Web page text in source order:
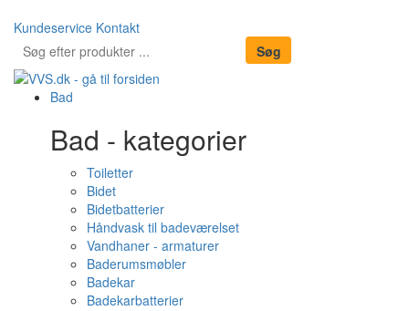
Kundeservice Kontakt
Bad
Bad - kategorier
Toiletter
Bidet
Bidetbatterier
Håndvask til badeværelset
Vandhaner - armaturer
Baderumsmøbler
Badekar
Badekarbatterier